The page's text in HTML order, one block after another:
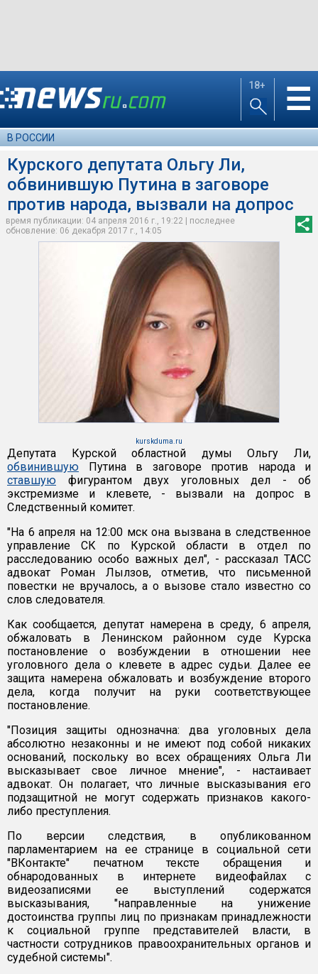
18+ ☰
В РОССИИ
Курского депутата Ольгу Ли,
обвинившую Путина в заговоре
против народа, вызвали на допрос
время публикации: 04 апреля 2016 г., 19:22 | последнее
обновление: 06 декабря 2017 г., 14:05
kurskduma.ru
Депутата Курской областной думы Ольгу Ли,
обвинившую Путина в заговоре против народа и
ставшую фигурантом двух уголовных дел - об
экстремизме и клевете, - вызвали на допрос в
Следственный комитет.
"На 6 апреля на 12:00 мск она вызвана в следственное
управление СК по Курской области в отдел по
расследованию особо важных дел", - рассказал ТАСС
адвокат Роман Лылзов, отметив, что письменной
повестки не вручалось, а о вызове стало известно со
слов следователя.
Как сообщается, депутат намерена в среду, 6 апреля,
обжаловать в Ленинском районном суде Курска
постановление о возбуждении в отношении нее
уголовного дела о клевете в адрес судьи. Далее ее
защита намерена обжаловать и возбуждение второго
дела, когда получит на руки соответствующее
постановление.
"Позиция защиты однозначна: два уголовных дела
абсолютно незаконны и не имеют под собой никаких
оснований, поскольку во всех обращениях Ольга Ли
высказывает свое личное мнение", - настаивает
адвокат. Он полагает, что личные высказывания его
подзащитной не могут содержать признаков какого-
либо преступления.
По версии следствия, в опубликованном
парламентарием на ее странице в социальной сети
"ВКонтакте" печатном тексте обращения и
обнародованных в интернете видеофайлах с
видеозаписями ее выступлений содержатся
высказывания, "направленные на унижение
достоинства группы лиц по признакам принадлежности
к социальной группе представителей власти, в
частности сотрудников правоохранительных органов и
судебной системы".